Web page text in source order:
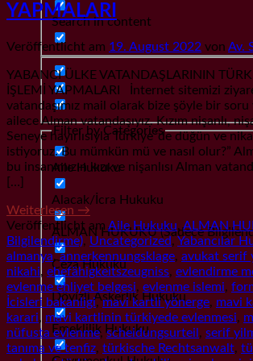
Search in content
Filter by Categories
Aile Hukuku
Alacak/İcra Hukuku
ALMAN HUKUKU (Sadece
Ceza Hukuku
Dövizli Askerlik Hukuku
Emeklilik Hukuku
YAPMALARI
Veröffentlicht am 19. August 2022 von Av.
YABANCI ÜLKE VATANDAŞLARININ
İŞLEMİ YAPMALARI İnternet sitemizi
vatandaşımız mail olarak bize şöyle bir
ailece Alman vatandaşıyız. Kızım nişanlı,
Seneye hayırlısıyla Türkiye´de düğün ve
istiyoruz. Bu mümkün mü ve nasıl olur?”
bu insanımızın kızı ve nişanlısı Alman
[…]
Weiterlesen →
Veröffentlicht am Aile Hukuku,ALMAN
Bilgilendirme), Uncategorized, Yabancılar
almanya,annerkennungsklage, avukat serif
nikahi, ehefähigkeitszeugniss, evlendirme
evlenme ehliyet belgesi, evlenme islemi,
İcisleri bakanligi,mavi kartli yönerge, mavi
karari, mavi kartlinin türkiyede evlenmesi,
nüfusta evlenme,scheidungsurteil , serif
tanıma ve tenfiz, türkische Rechtsanwalt,